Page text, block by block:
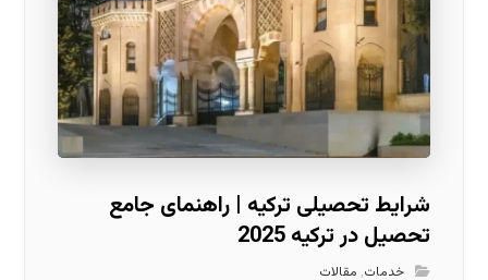
شرایط تحصیلی ترکیه | راهنمای جامع
تحصیل در ترکیه 2025
خدمات, مقالات